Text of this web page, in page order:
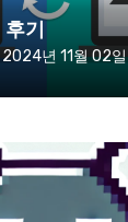
기
2024년 11월 02일